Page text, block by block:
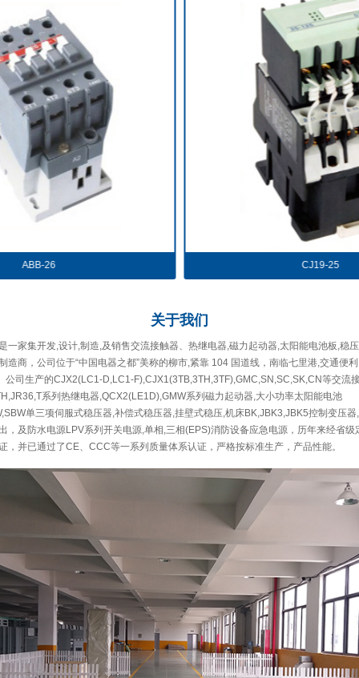
关于我们
一家集开发,设计,制造,及销售交流接触器、热继电器,磁力起动器,太阳能电池板,稳
造商，公司位于“中国电器之都”美称的柳市,紧靠 104 国道线，南临七里港,交通便
司生产的CJX2(LC1-D,LC1-F),CJX1(3TB,3TH,3TF),GMC,SN,SC,SK,CN等交流
系列热继电器,QCX2(LE1D),GMW系列磁力起动器,大小功率太阳能电池
单三项伺服式稳压器,补偿式稳压器,挂壁式稳压,机床BK,JBK3,JBK5控制变压
，及防水电源LPV系列开关电源,单相,三相(EPS)消防设备应急电源，历年来经省级
，并已通过了CE、CCC等一系列质量体系认证，严格按标准生产，产品性能。